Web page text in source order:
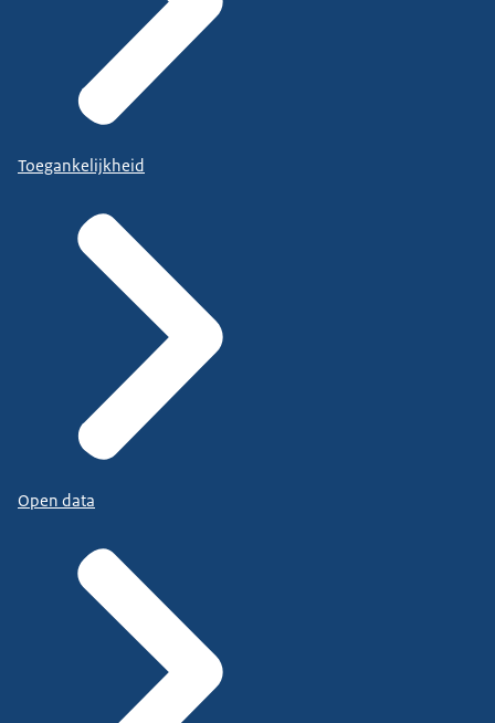
Toegankelijkheid
Open data